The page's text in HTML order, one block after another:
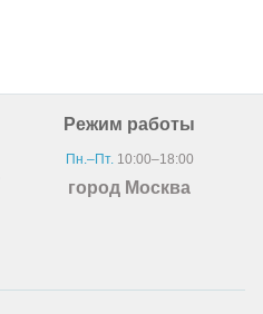
Режим работы
Пн.–Пт.10:00–18:00
город Москва